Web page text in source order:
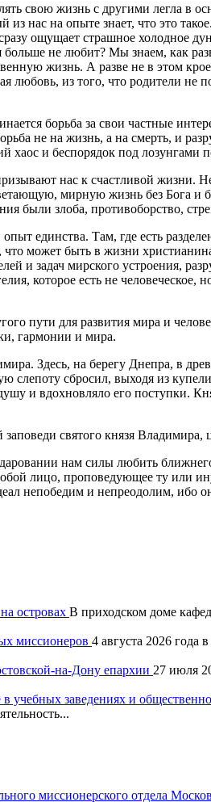
свою жизнь с другими легла в
нас на опыте знает, что это
ощущает страшное холодное
не любит? Мы знаем, как
жизнь. А разве не в этом
любовь, из того, что родители
борьба за свои частные
не на жизнь, а на смерть, и
хаос и беспорядок под лозунгами
нас к счастливой
мирную жизнь без Бога
были злоба, противоборство,
единства. Там, где есть
может быть в жизни
и задач мирского устроения,
которое есть не
пути для развития мира и
гармонии и мира.
Здесь, на берегу Днепра, в
сбросил, выходя из
и вдохновляло его поступки.
святого князя
нам силы любить
лицо, проповедующее ту или
непобедим и непреодолим, ибо
островах В приходском доме
миссионеров 4 августа 2026 года
на-Дону епархии 27 июля
учебных заведениях и
миссионерского отдела